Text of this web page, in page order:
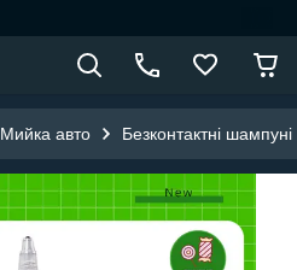
Мийка авто Безконтактні шампуні